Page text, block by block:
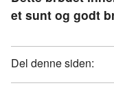
et sunt og godt
Del denne siden: